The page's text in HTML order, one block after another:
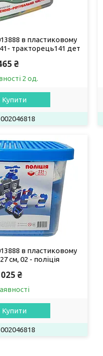
в пластиковому
тракторець141 дет
₴
2 од.
Купити
002046818
в пластиковому
см, 02 - поліція
₴
Купити
002046818